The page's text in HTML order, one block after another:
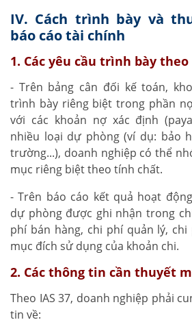
IV. Cách trình bày và
báo cáo tài chính
1. Các yêu cầu trình bày theo
- Trên bảng cân đối kế toán,
trình bày riêng biệt trong phần
với các khoản nợ xác định
nhiều loại dự phòng (ví dụ: bảo
trường...), doanh nghiệp có thể
mục riêng biệt theo tính chất.
- Trên báo cáo kết quả hoạt
dự phòng được ghi nhận trong
phí bán hàng, chi phí quản lý, chi
mục đích sử dụng của khoản chi.
2. Các thông tin cần thuyết
Theo IAS 37, doanh nghiệp phải
tin về: